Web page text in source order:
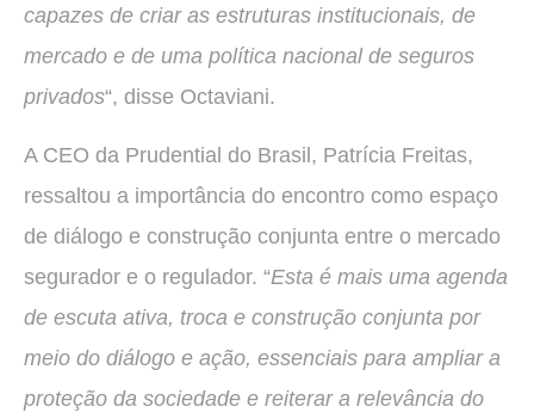
capazes de criar as estruturas institucionais, de
mercado e de uma política nacional de seguros
privados“, disse Octaviani.
A CEO da Prudential do Brasil, Patrícia Freitas,
ressaltou a importância do encontro como espaço
de diálogo e construção conjunta entre o mercado
segurador e o regulador. “Esta é mais uma agenda
de escuta ativa, troca e construção conjunta por
meio do diálogo e ação, essenciais para ampliar a
proteção da sociedade e reiterar a relevância do